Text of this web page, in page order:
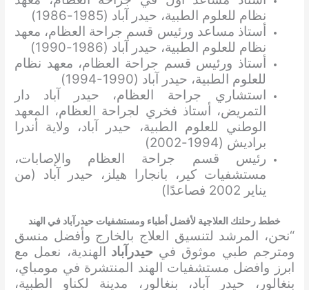
نظام للعلوم الطبية، حيدر آباد (1985-1986)
أستاذ مساعد ورئيس قسم جراحة العظام، معهد
نظام للعلوم الطبية، حيدر آباد (1986-1990)
أستاذ ورئيس قسم جراحة العظام، معهد نظام
للعلوم الطبية، حيدر آباد (1990-1994)
استشاري جراحة العظام، حيدر آباد دار
التمريض، أستاذ فخري لجراحة العظام، المعهد
الوطني للعلوم الطبية، حيدر آباد، ولاية أندرا
براديش (1994-2002)
رئيس قسم جراحة العظام والإصابات،
مستشفيات كير، بانجارا هيلز، حيدر آباد (من
يناير 2002 فصاعدًا)
خطط رحلتك العلاجية لأفضل أطباء ومستشفيات حيدرآباد في الهند
“نحن، المرشد لتنسيق العلاج بالخارج وأفضل منسق
ومترجم طبي موثوق في حيدرآباد الهندية، نعمل مع
ابرز وافضل مستشفيات الهند المنتشرة في مومباي،
بنغالور، حيدر آباد، بنغالور، مدينة لكناو الطبية،